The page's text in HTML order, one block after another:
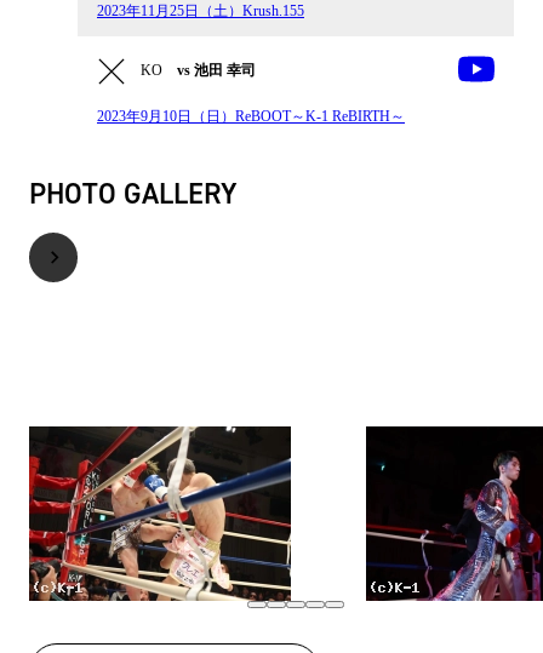
2023年11月25日（土）Krush.155
KO vs 池田 幸司
2023年9月10日（日）ReBOOT～K-1 ReBIRTH～
PHOTO GALLERY